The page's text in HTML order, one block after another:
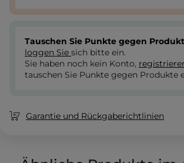
Tauschen Sie Punkte gegen
loggen Sie sich bitte ein.
Sie haben noch kein Konto,
tauschen Sie Punkte gegen Produkte
Garantie und Rückgaberichtlinien